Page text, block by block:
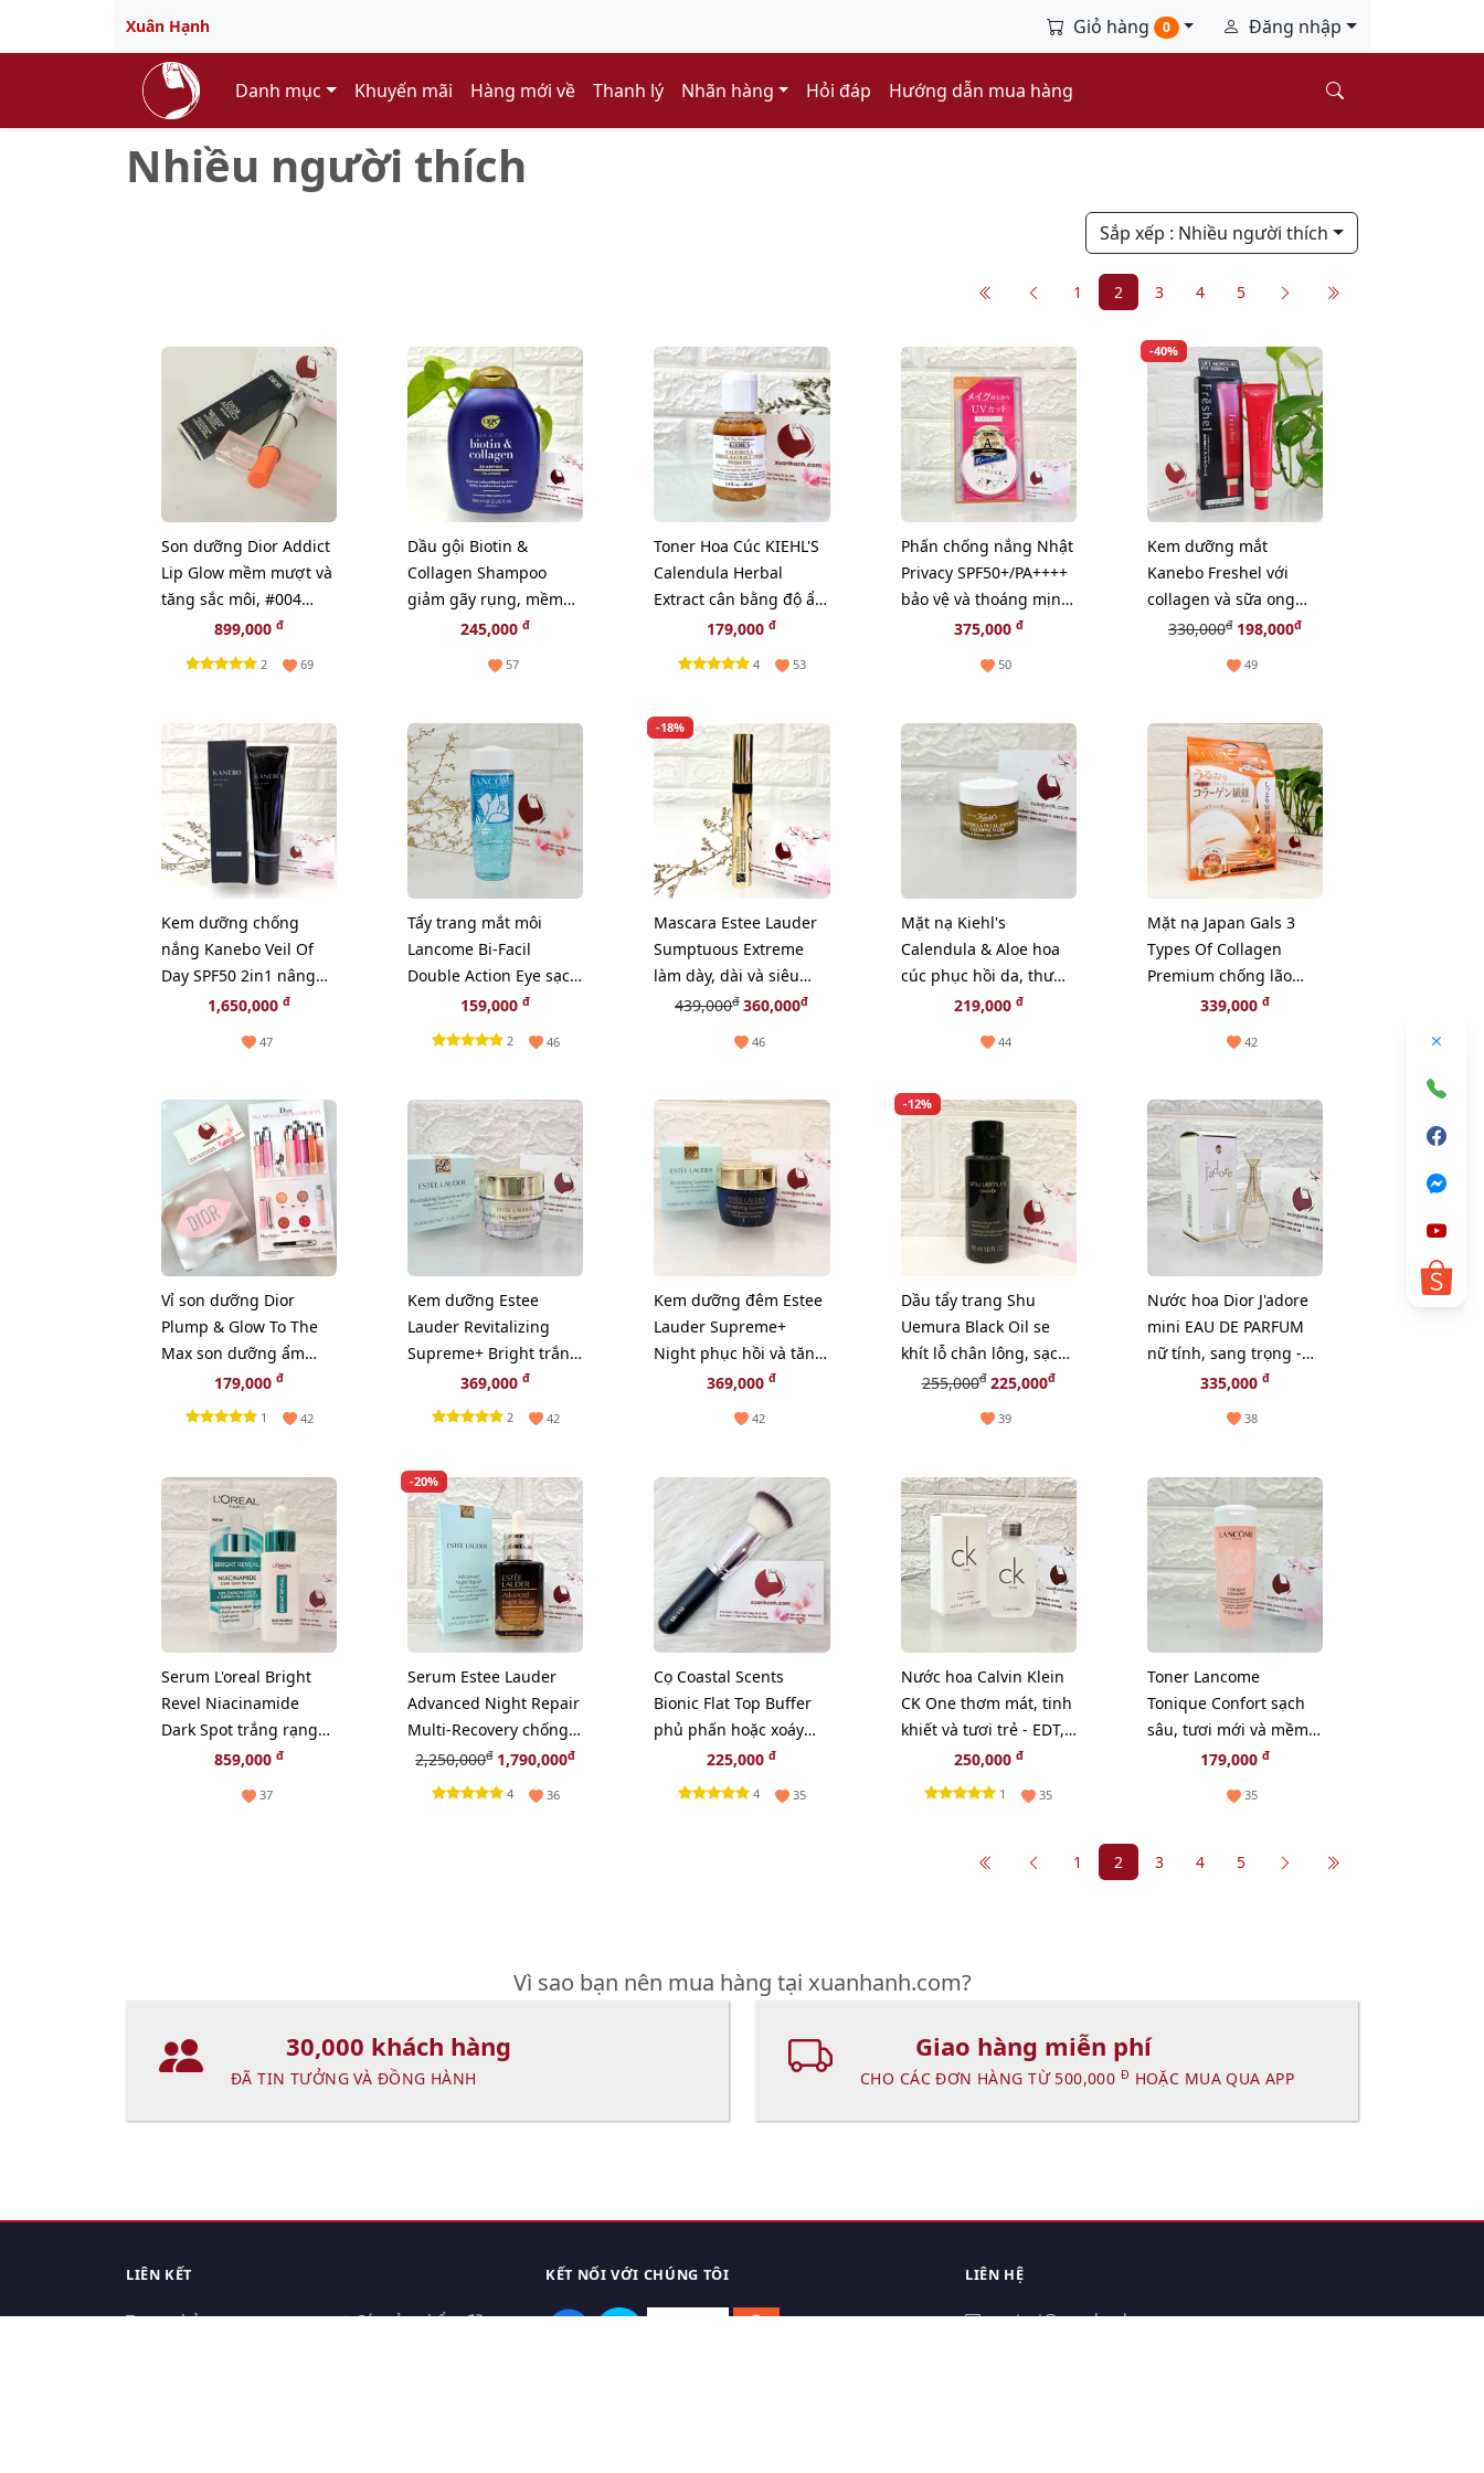
Xuân Hạnh Giỏ hàng 0 Đăng nhập
Danh mục Khuyến mãi Hàng mới về Thanh lý Nhãn hàng Hỏi đáp Hướng dẫn mua hàng
Nhiều người thích
Sắp xếp : Nhiều người thích
1 2 3 4 5
Son dưỡng Dior Addict
Lip Glow mềm mượt và
tăng sắc môi, #004
Coral - cam tự nhiên
(New)
899,000đ
2 69
Dầu gội Biotin &
Collagen Shampoo
giảm gãy rụng, mềm
mượt, bồng bềnh -
245,000đ
57
Toner Hoa Cúc KIEHL'S
Calendula Herbal
Extract cân bằng độ ẩm
và sạch sâu - 40ml
179,000đ
4 53
Phấn chống nắng Nhật
Privacy SPF50+/PA++++
bảo vệ và thoáng mịn
đẹp da (New)
375,000 đ
50
-40%
Kem dưỡng mắt
Kanebo Freshel với
collagen và sữa ong
chúa thiên nhiên - 25g
330,000đ198,000đ
49
Kem dưỡng chống
nắng Kanebo Veil Of
Day SPF50 2in1 nâng
tông trắng hồng 60ml
1,650,000đ
47
Tẩy trang mắt môi
Lancome Bi-Facil
Double Action Eye sạch
sâu và dịu nhẹ, 30ml
159,000đ
2 46
-18%
Mascara Estee Lauder
Sumptuous Extreme
làm dày, dài và siêu
cong, fullsize
439,000đ360,000đ
46
Mặt nạ Kiehl's
Calendula & Aloe hoa
cúc phục hồi da, thư
giãn và chậm lão hóa -
219,000 đ
44
Mặt nạ Japan Gals 3
Types Of Collagen
Premium chống lão
hóa, săn chắc da,
TONER NGẪU NHIÊN
339,000 đ
42
Vỉ son dưỡng Dior
Plump & Glow To The
Max son dưỡng ẩm
tăng sắc cho môi 2in1
179,000đ
1 42
Kem dưỡng Estee
Lauder Revitalizing
Supreme+ Bright trắng
sáng da toàn diện,
15ml
369,000đ
2 42
Kem dưỡng đêm Estee
Lauder Supreme+
Night phục hồi và tăng
sinh Collagen, 15ml
369,000đ
42
-12%
Dầu tẩy trang Shu
Uemura Black Oil se
khít lỗ chân lông, sạch
bã nhờn - 50ml
255,000đ225,000đ
39
Nước hoa Dior J'adore
mini EAU DE PARFUM
nữ tính, sang trọng -
EDP, 5ml.335,000 đ
38
Serum L'oreal Bright
Revel Niacinamide
Dark Spot trắng rạng
rỡ và giảm sạm nám,
859,000đ
37
-20%
Serum Estee Lauder
Advanced Night Repair
Multi-Recovery chống
lão hóa chuyên sâu,
50ml
2,250,000đ1,790,000đ
4 36
Cọ Coastal Scents
Bionic Flat Top Buffer
phủ phấn hoặc xoáy
nền rất chất.
225,000đ
4 35
Nước hoa Calvin Klein
CK One thơm mát, tinh
khiết và tươi trẻ - EDT,
15ml (Fullbox)
250,000 đ
1 35
Toner Lancome
Tonique Confort sạch
sâu, tươi mới và mềm
mại cho làn da, 50ml
179,000 đ
35
1 2 3 4 5
Vì sao bạn nên mua hàng tại xuanhanh.com?
30,000 khách hàng
ĐÃ TIN TƯỞNG VÀ ĐỒNG HÀNH
Giao hàng miễn phí
CHO CÁC ĐƠN HÀNG TỪ 500,000 Đ HOẶC MUA QUA APP
LIÊN KẾT
Trang chủ
Các sản phẩm đã
KẾT NỐI VỚI CHÚNG TÔI LIÊN HỆ
contact@xuanhanh.vn